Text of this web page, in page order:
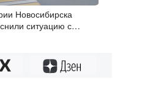
Новосибирска
ситуацию с